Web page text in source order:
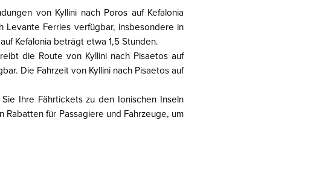
von Kyllini nach Poros auf Kefalonia
Levante Ferries verfügbar, insbesondere in
Kefalonia beträgt etwa 1,5 Stunden.
die Route von Kyllini nach Pisaetos auf
Die Fahrzeit von Kyllini nach Pisaetos auf
Ihre Fährtickets zu den Ionischen Inseln
für Passagiere und Fahrzeuge, um